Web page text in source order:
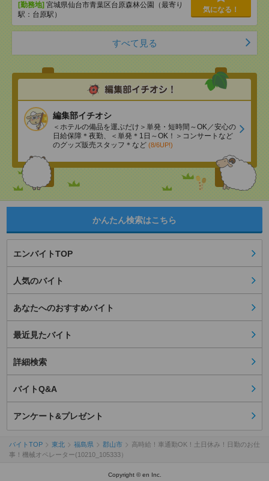
[勤務地] 宮城県仙台市青葉区台原森林公園（最寄り
駅：台原駅）
気になる！
すべて見る
編集部イチオシ
＜ホテルの備品を運ぶだけ＞単発・短時間～OK／安心の
日給保障＊夜勤、＜単発＊1日～OK！＞コンサートなど
のグッズ販売スタッフ＊など (8/6UP!)
かんたん検索はこちら
エンバイトTOP
人気のバイト
あなたへのおすすめバイト
最近見たバイト
詳細検索
バイトQ&A
アンケート&プレゼント
バイトTOP 東北 福島県 郡山市
高時給！車通勤OK！土日休み！日勤のお仕
事！機械オペレーター(10210_105333）
Copyright © en Inc.